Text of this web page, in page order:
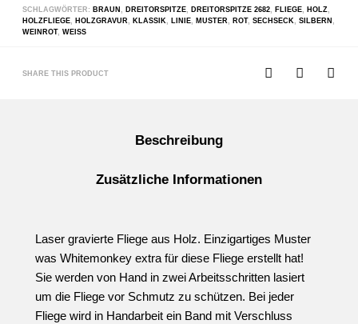
SCHLAGWÖRTER:BRAUN ,DREITORSPITZE ,DREITORSPITZE 2682 ,FLIEGE ,HOLZ
HOLZFLIEGE ,HOLZGRAVUR ,KLASSIK ,LINIE ,MUSTER ,ROT,SECHSECK ,SILBERN
WEINROT,WEISS
SHARE THIS PRODUCT
Beschreibung
Zusätzliche Informationen
Laser gravierte Fliege aus Holz. Einzigartiges Muster
was Whitemonkey extra für diese Fliege erstellt hat!
Sie werden von Hand in zwei Arbeitsschritten lasiert
um die Fliege vor Schmutz zu schützen. Bei jeder
Fliege wird in Handarbeit ein Band mit Verschluss